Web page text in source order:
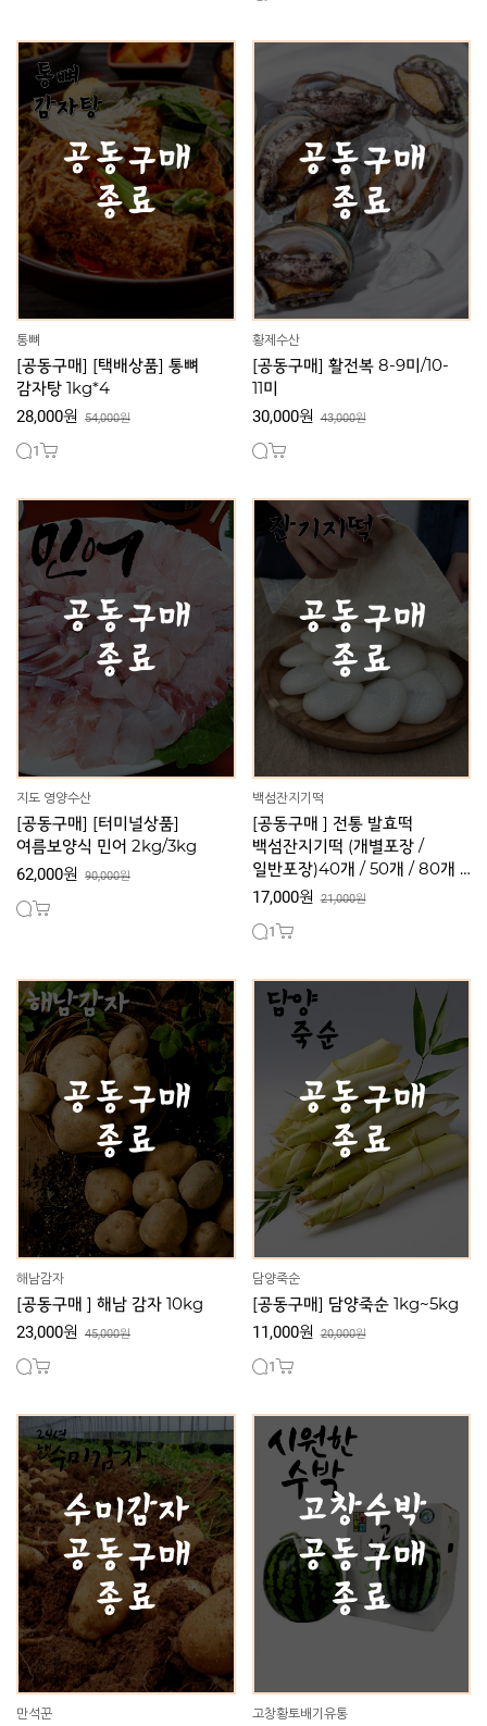
통뼈
[공동구매] [택배상품] 통뼈
감자탕 1kg*4
28,000원 54,000원
1
황제수산
[공동구매] 활전복 8-9미/10-
11미
30,000원 43,000원
지도 영양수산
[공동구매] [터미널상품]
여름보양식 민어 2kg/3kg
62,000원 90,000원
백섬잔지기떡
[공동구매 ] 전통 발효떡
백섬잔지기떡 (개별포장 /
일반포장)40개 / 50개 / 80개 /
100개
17,000원 21,000원
1
해남감자
[공동구매 ] 해남 감자 10kg
23,000원 45,000원
담양죽순
[공동구매] 담양죽순 1kg~5kg
11,000원 20,000원
1
만석꾼 고창황토배기유통